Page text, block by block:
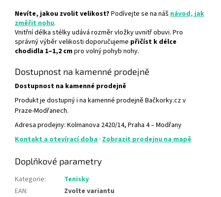
Nevíte, jakou zvolit velikost? Podívejte se na náš návod, jak
změřit nohu.
Vnitřní délka stélky udává rozměr vložky uvnitř obuvi. Pro
správný výběr velikosti doporučujeme přičíst k délce
chodidla 1–1,2 cmpro volný pohyb nohy.
Dostupnost na kamenné prodejně
Dostupnost na kamenné prodejně
Produkt je dostupný i na kamenné prodejně Bačkorky.cz v
Praze-Modřanech.
Adresa prodejny: Kolmanova 2420/14, Praha 4 – Modřany
Kontakt a otevírací doba · Zobrazit prodejnu na mapě
Doplňkové parametry
Kategorie:
Tenisky
EAN:
Zvolte variantu